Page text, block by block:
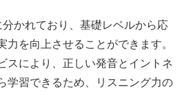
かれており、基礎レベルから応
力を向上させることができます。
スにより、正しい発音とイントネ
学習できるため、リスニング力の